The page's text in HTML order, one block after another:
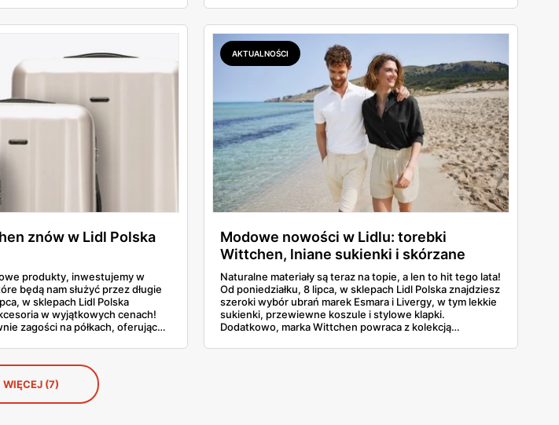
którego później żałujemy, zaciera
sztuka polega nie na
tym przewodniku nie
listy przecenionych
zdemaskujemy mechanizmy
jak aktualna oferta Lidl i
Lidl Plus mogą stać się
w rękach świadomego
marketingową przynętą. Czas
znów w Lidl Polska
produkty, inwestujemy w
będą nam służyć przez długie
w sklepach Lidl Polska
w wyjątkowych cenach!
zagości na półkach, oferując
to świetny wybór nie tylko
na różne okazje przez cały
AKTUALNOŚCI
Modowe nowości w Lidlu: torebki
Wittchen, lniane sukienki i skórzane
klapki.
Naturalne materiały są teraz na topie, a len to hit tego lata!
Od poniedziałku, 8 lipca, w sklepach Lidl Polska znajdziesz
szeroki wybór ubrań marek Esmara i Livergy, w tym lekkie
sukienki, przewiewne koszule i stylowe klapki.
Dodatkowo, marka Wittchen powraca z kolekcją
materiałów!
WIĘCEJ (7)